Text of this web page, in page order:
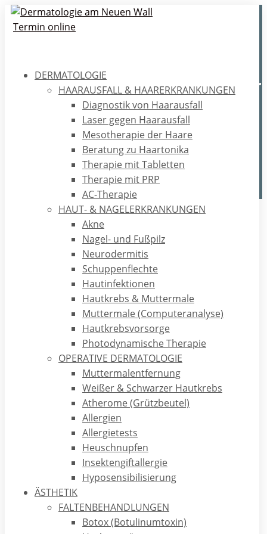
Termin online
DERMATOLOGIE
HAARAUSFALL & HAARERKRANKUNGEN
Diagnostik von Haarausfall
Laser gegen Haarausfall
Mesotherapie der Haare
Beratung zu Haartonika
Therapie mit Tabletten
Therapie mit PRP
AC-Therapie
HAUT- & NAGELERKRANKUNGEN
Akne
Nagel- und Fußpilz
Neurodermitis
Schuppenflechte
Hautinfektionen
Hautkrebs & Muttermale
Muttermale (Computeranalyse)
Hautkrebsvorsorge
Photodynamische Therapie
OPERATIVE DERMATOLOGIE
Muttermalentfernung
Weißer & Schwarzer Hautkrebs
Atherome (Grützbeutel)
Allergien
Allergietests
Heuschnupfen
Insektengiftallergie
Hyposensibilisierung
ÄSTHETIK
FALTENBEHANDLUNGEN
Botox (Botulinumtoxin)
Alopecia areata (kreisrunder
Haarausfall)
Alopecia areata oder auch kreisrunder Haarausfall ist
eine Autoimmunerkrankung, die bestimmte Teile des
menschlichen Haars angreift.
Ratgeber /Haare
In diesem Beitrag möchten wir erklären, was der
Alopecia areata, auchkreisrunder
genannt, bedeutet.
Es handelt sich bei dieser Erkrankung um eine sogenannte
Autoimmunerkrankung, bei der das Immunsystem neben
Krankheitserregern fälschlicherweise auch körpereigene
Strukturen angreift. Im Falle der Alopecia areata werden
bestimmte Teile des menschlichen Haares angegriffen,
sodass das Haar an bestimmten Stellen nicht mehr
Vom Alopecia areata betroffene
Körperregionen
Typischerweise ist die behaarte Kopfhaut betroffen. Hier
bilden sich meist kreisrunde, kahle Areale von wenigen